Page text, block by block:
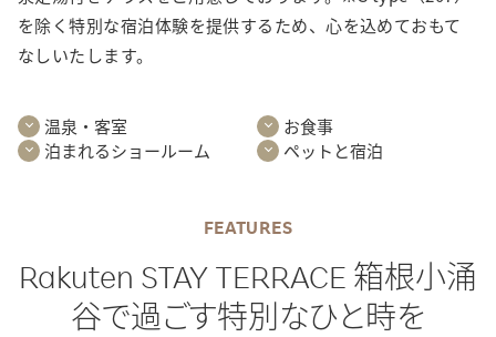
を除く特別な宿泊体験を提供するため、心を込めておもて
なしいたします。
温泉・客室
お食事
泊まれるショールーム
ペットと宿泊
FEATURES
Rakuten STAY TERRACE 箱根小涌
谷で過ごす特別なひと時を